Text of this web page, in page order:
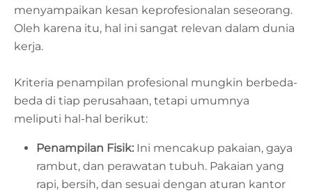
menyampaikan kesan keprofesionalan seseorang.
Oleh karena itu, hal ini sangat relevan dalam dunia
kerja.
Kriteria penampilan profesional mungkin berbeda-
beda di tiap perusahaan, tetapi umumnya
meliputi hal-hal berikut:
Penampilan Fisik: Ini mencakup pakaian, gaya
rambut, dan perawatan tubuh. Pakaian yang
rapi, bersih, dan sesuai dengan aturan kantor